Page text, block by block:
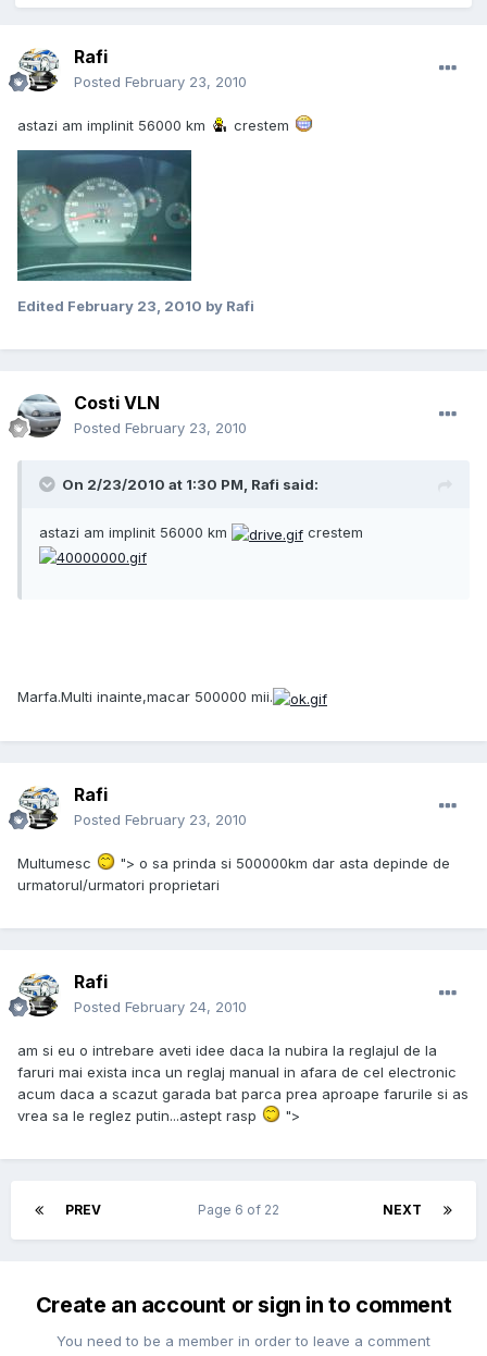
Rafi
Posted February 23, 2010
astazi am implinit 56000 km crestem
Edited February 23, 2010 by Rafi
Costi VLN
Posted February 23, 2010
On 2/23/2010 at 1:30 PM, Rafi said:
astazi am implinit 56000 km crestem
Marfa.Multi inainte,macar 500000 mii.
Rafi
Posted February 23, 2010
Multumesc
"> o sa prinda si 500000km dar asta depinde de
urmatorul/urmatori proprietari
Rafi
Posted February 24, 2010
am si eu o intrebare aveti idee daca la nubira la reglajul de la
faruri mai exista inca un reglaj manual in afara de cel electronic
acum daca a scazut garada bat parca prea aproape farurile si as
vrea sa le reglez putin...astept rasp
">
PREV NEXT
Page 6 of 22
Create an account or sign in to comment
You need to be a member in order to leave a comment